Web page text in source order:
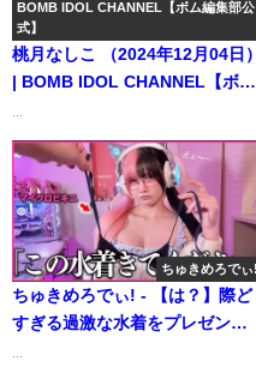
BOMB IDOL CHANNEL【ボム編集部公
式】
桃月なしこ （2024年12月04日）
| BOMB IDOL CHANNEL【ボム
ちゅきめろでぃ!
ちゅきめろでぃ! - 【は？】際ど
すぎる過激な水着をプレゼント